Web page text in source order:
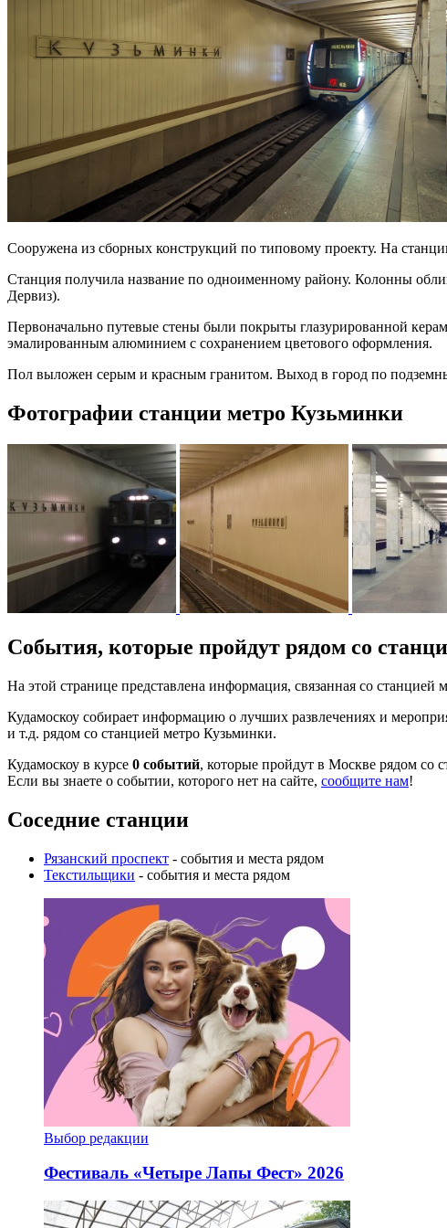
Сооружена из сборных конструкций по типовому проекту. На
Станция получила название по одноименному району. Колонны
Дервиз).
Первоначально путевые стены были покрыты глазурированной
эмалированным алюминием с сохранением цветового оформления.
Пол выложен серым и красным гранитом. Выход в город по
Фотографии станции метро Кузьминки
События, которые пройдут рядом со
На этой странице представлена информация, связанная со
Кудамоскоу собирает информацию о лучших развлечениях и
и т.д. рядом со станцией метро Кузьминки.
Кудамоскоу в курсе 0 событий, которые пройдут в Москве рядом со
Если вы знаете о событии, которого нет на сайте, сообщите нам!
Соседние станции
Рязанский проспект - события и места рядом
Текстильщики - события и места рядом
Выбор редакции
Фестиваль «Четыре Лапы Фест» 2026